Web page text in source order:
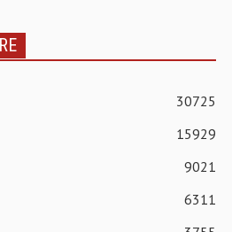
30725
15929
9021
6311